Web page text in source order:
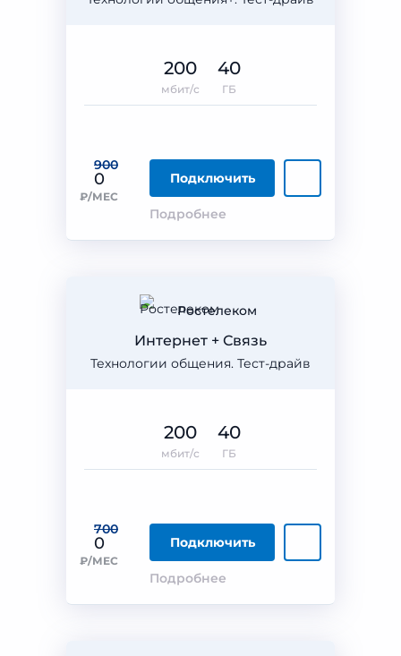
900
0
₽/МЕС
Подключить
Подробнее
200
мбит/с
40
ГБ
Ростелеком
Технологии общения. Тест-драйв
Интернет + Связь
700
0
₽/МЕС
Подключить
Подробнее
200
мбит/с
40
ГБ